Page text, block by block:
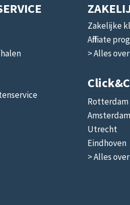
Zakelijke
Affiliate
> Alles
Rotterdam
Amsterdam
Utrecht
Eindhoven
> Alles